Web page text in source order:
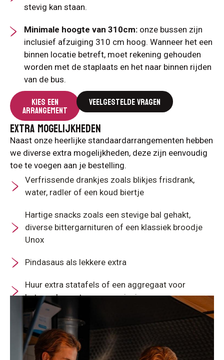
stevig kan staan.
Minimale hoogte van 310cm: onze bussen zijn
inclusief afzuiging 310 cm hoog. Wanneer het een
binnen locatie betreft, moet rekening gehouden
worden met de staplaats en het naar binnen rijden
van de bus.
KIES EEN
ARRANGEMENT
VEELGESTELDE VRAGEN
EXTRA MOGELIJKHEDEN
Naast onze heerlijke standaardarrangementen hebben
we diverse extra mogelijkheden, deze zijn eenvoudig
toe te voegen aan je bestelling.
Verfrissende drankjes zoals blikjes frisdrank,
water, radler of een koud biertje
Hartige snacks zoals een stevige bal gehakt,
diverse bittergarnituren of een klassiek broodje
Unox
Pindasaus als lekkere extra
Huur extra statafels of een aggregaat voor
betrouwbare stroomvoorziening